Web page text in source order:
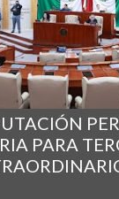
PARA